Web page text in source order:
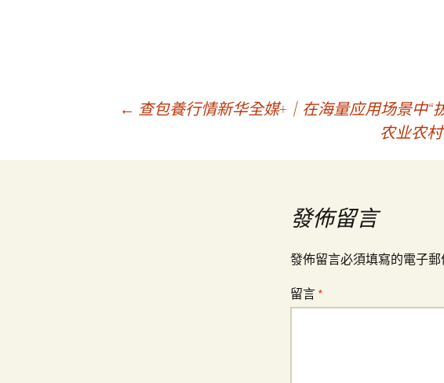
章
← 查包養行情新华全媒+｜在海量应用场景中
农业农
發佈留言
發佈留言必須填寫的電子郵
留言 *